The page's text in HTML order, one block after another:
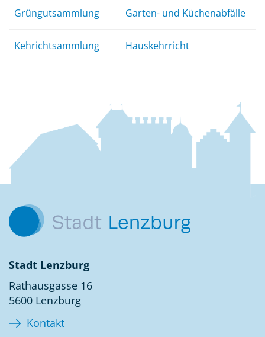
Grüngutsammlung Garten- und Küchenabfälle
Kehrichtsammlung Hauskehrricht
Stadt Lenzburg
Rathausgasse 16
5600 Lenzburg
Kontakt